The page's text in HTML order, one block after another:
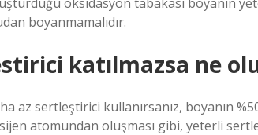
boyanmamalıdır.
katılmazsa ne
az sertleştirici kullanırsanız, boyanın
atomundan oluşması gibi, yeterli